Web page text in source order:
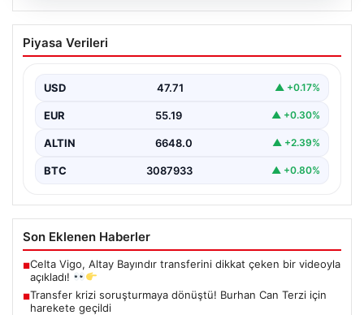
Transfer krizi soruşturmaya dönüştü!
Burhan Can Terzi için harekete geçildi
Piyasa Verileri
USD 47.71 ▲ +0.17%
EUR 55.19 ▲ +0.30%
ALTIN 6648.0 ▲ +2.39%
BTC 3087933 ▲ +0.80%
Son Eklenen Haberler
■Celta Vigo, Altay Bayındır transferini dikkat çeken bir videoyla
açıkladı!
■Transfer krizi soruşturmaya dönüştü! Burhan Can Terzi için
harekete geçildi